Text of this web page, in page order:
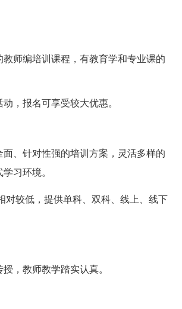
师编培训课程，有教育学和专业课的
，报名可享受较大优惠。
、针对性强的培训方案，灵活多样的
习环境。
对较低，提供单科、双科、线上、线下
，教师教学踏实认真。